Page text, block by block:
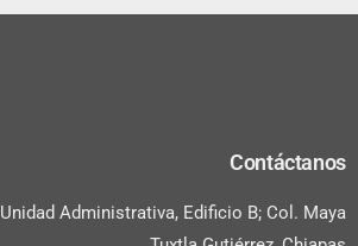
Contáctanos
Unidad Administrativa, Edificio B; Col. Maya